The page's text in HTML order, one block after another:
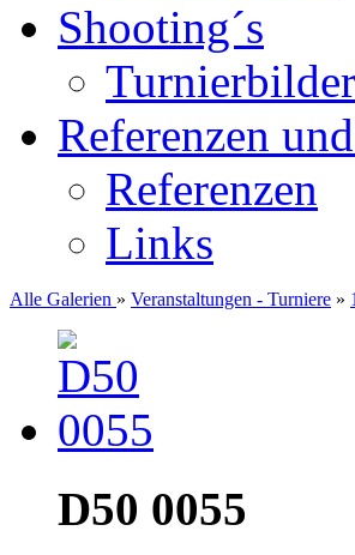
Shooting´s
Turnierbilder
Referenzen
Referenzen
Links
Alle Galerien » Veranstaltungen - Turniere »
D50 0055